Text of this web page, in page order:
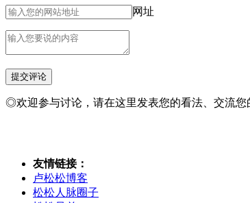
网址
◎欢迎参与讨论，请在这里发表您的看法、交流您
友情链接：
卢松松博客
松松人脉圈子